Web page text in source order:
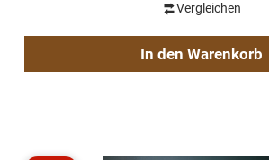
Vergleichen
In den Warenkorb